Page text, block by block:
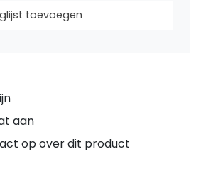
toevoegen
aan
op over dit product